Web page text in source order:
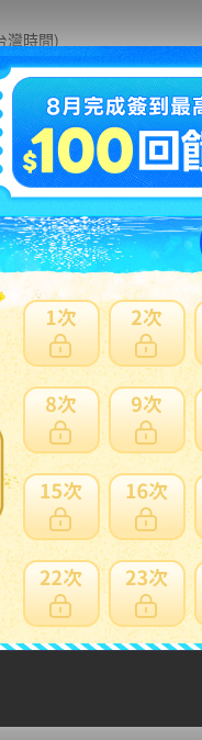
灣時間)
灣時間)
註冊會員
費用試算
定使用空運運送。
內容之正確性，詳細問題
討の程、お願い申し上げま